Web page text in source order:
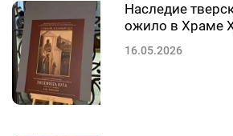
Наследие
ожило в Храме
16.05.2026